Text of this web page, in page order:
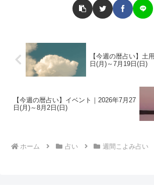
【今週の暦占い】土
日(月)～7月19日(日)
【今週の暦占い】イベント｜2026年7月27
日(月)～8月2日(日)
ホーム 占い 週間こよみ占い